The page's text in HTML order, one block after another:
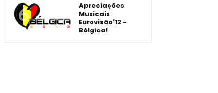
Apreciações
Musicais
Eurovisão'12 -
Bélgica!